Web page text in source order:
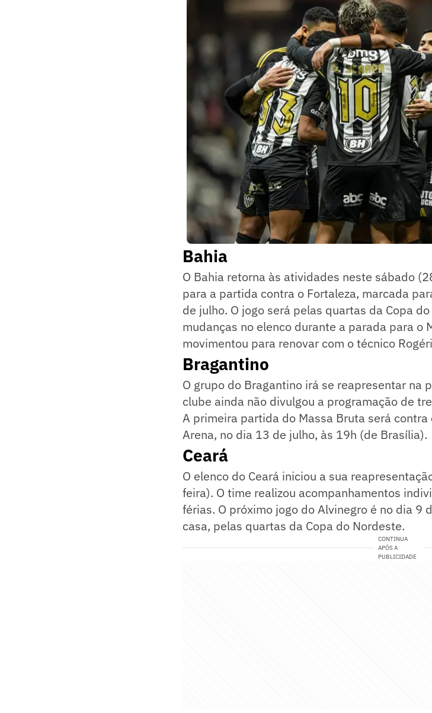
Bahia
O Bahia retorna às atividades neste sábado
para a partida contra o Fortaleza, marcada
de julho. O jogo será pelas quartas da Copa
mudanças no elenco durante a parada para o
movimentou para renovar com o técnico
Bragantino
O grupo do Bragantino irá se reapresentar na
clube ainda não divulgou a programação de
A primeira partida do Massa Bruta será contra
Arena, no dia 13 de julho, às 19h (de Brasília).
Ceará
O elenco do Ceará iniciou a sua
feira). O time realizou acompanhamentos
férias. O próximo jogo do Alvinegro é no dia 9
casa, pelas quartas da Copa do Nordeste.
CONTINUA
APÓS A
PUBLICIDADE